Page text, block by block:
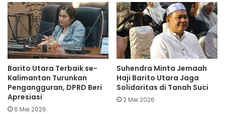
Barito Utara Terbaik se-
Kalimantan Turunkan
Pengangguran, DPRD Beri
Apresiasi
6 Mei 2026
Suhendra Minta Jemaah
Haji Barito Utara Jaga
Solidaritas di Tanah Suci
2 Mei 2026